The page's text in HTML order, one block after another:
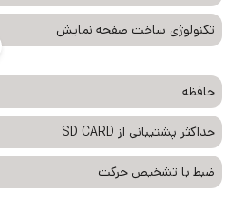
تکنولوژی ساخت صفحه نمایش
حافظه
حداکثر پشتیبانی از SD CARD
ضبط با تشخیص حرکت